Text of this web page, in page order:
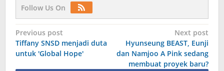
Follow Us On
Post
navigation
Previous post
Tiffany SNSD menjadi duta
untuk 'Global Hope'
Next post
Hyunseung BEAST, Eunji
dan Namjoo A Pink sedang
membuat proyek baru?